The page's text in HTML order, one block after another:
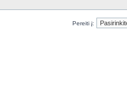
Pereiti į: